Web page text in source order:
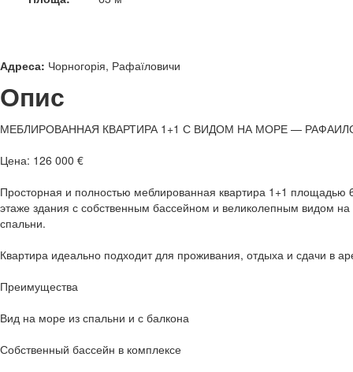
Адреса: Чорногорія, Рафаїловичи
Опис
МЕБЛИРОВАННАЯ КВАРТИРА 1+1 С ВИДОМ НА МОРЕ —
Цена: 126 000 €
Просторная и полностью меблированная квартира 1+1
этаже здания с собственным бассейном и великолепным видом
спальни.
Квартира идеально подходит для проживания, отдыха и сдачи в
Преимущества
Вид на море из спальни и с балкона
Собственный бассейн в комплексе